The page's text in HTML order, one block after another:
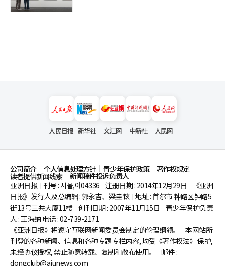
人民日报 新华社 文汇网 中新社 人民网
公司简介 个人信息处理方针 青少年保护政策 著作权规定
读者提供新闻线索
新闻稿件投诉负责人
亚洲日报
刊号 : 서울,아04336 注册日期 : 2014年12月29日
《亚洲
日报》发行人及总编辑 : 郭永吉、梁圭铉 地址 : 首尔市钟路区钟路5
街13号三共大厦11楼 创刊日期 : 2007年11月15日
青少年保护负责
人 : 王海纳 电话 : 02-739-2171
《亚洲日报》将遵守互联网新闻委员会制定的伦理纲领。
本网站所
刊登的各种新闻、信息和各种专题专栏内容, 均受《著作权法》 保护,
未经协议授权, 禁止随意转载、复制和散布使用。
邮件 :
dongclub@ajunews.com